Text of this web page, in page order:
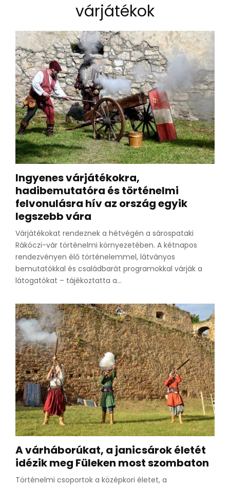
várjátékok
Ingyenes várjátékokra,
hadibemutatóra és történelmi
felvonulásra hív az ország egyik
legszebb vára
Várjátékokat rendeznek a hétvégén a sárospataki
Rákóczi-vár történelmi környezetében. A kétnapos
rendezvényen élő történelemmel, látványos
bemutatókkal és családbarát programokkal várják a
látogatókat – tájékoztatta a...
A várháborúkat, a janicsárok életét
idézik meg Füleken most szombaton
Történelmi csoportok a középkori életet, a